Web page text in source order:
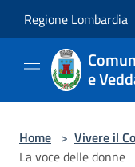
Regione Lombardia
e
Home > Vivere il
La voce delle donne